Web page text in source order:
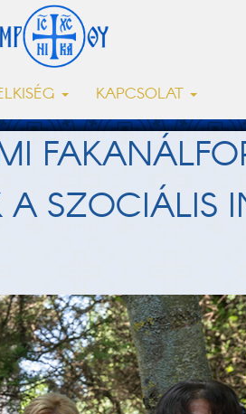
KAPCSOLAT
SZOCIÁLIS